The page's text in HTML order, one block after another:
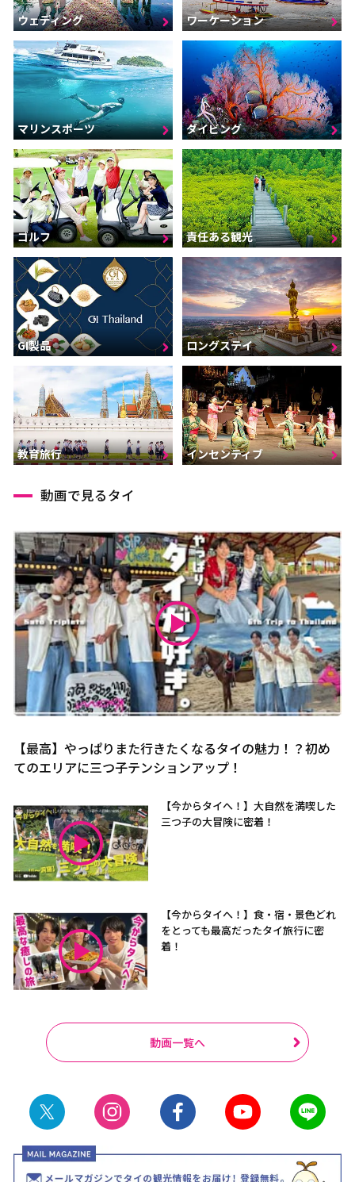
ウェディング ワーケーション
マリンスポーツ ダイビング
ゴルフ 責任ある観光
GI製品 ロングステイ
教育旅行 インセンティブ
動画で見るタイ
【最高】やっぱりまた行きたくなるタイの魅力！？初め
てのエリアに三つ子テンションアップ！
【今からタイへ！】大自然を満喫した
三つ子の大冒険に密着！
【今からタイへ！】食・宿・景色どれ
をとっても最高だったタイ旅行に密
着！
動画一覧へ